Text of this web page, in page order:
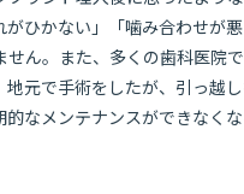
がひかない」「噛み合わせが
せん。また、多くの歯科医院
地元で手術をしたが、引っ越
的なメンテナンスができなく